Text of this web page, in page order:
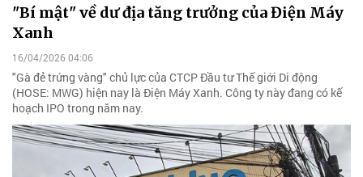
"Bí mật" về dư địa tăng trưởng của Điện Máy
Xanh
16/04/2026 04:06
"Gà đẻ trứng vàng" chủ lực của CTCP Đầu tư Thế giới Di động
(HOSE: MWG) hiện nay là Điện Máy Xanh. Công ty này đang có kế
hoạch IPO trong năm nay.